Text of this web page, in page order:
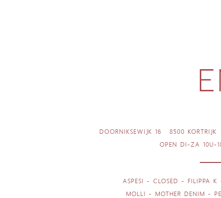
DOORNIKSEWIJK 16
8500 KORTRIJK
OPEN DI-ZA 10U-
ASPESI - CLOSED - FILIPPA
MOLLI - MOTHER DENIM -